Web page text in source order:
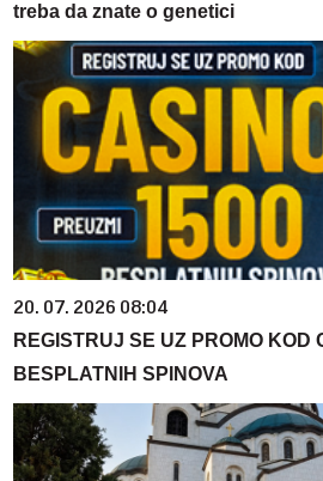
treba da znate o genetici
20. 07. 2026 08:04
REGISTRUJ SE UZ PROMO KOD
BESPLATNIH SPINOVA